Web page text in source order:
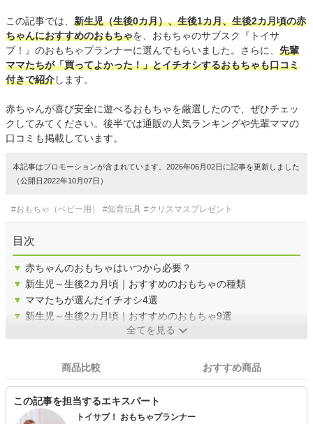
この記事では、 新生児（生後0カ月）、生後1カ月、生後2カ月頃の赤
ちゃんにおすすめのおもちゃを、おもちゃのサブスク『トイサ
ブ！』のおもちゃプランナーに選んでもらいました。さらに、 先輩
ママたちが「買ってよかった！」とイチオシするおもちゃも口コミ
付きで紹介します。
赤ちゃんが喜び安全に遊べるおもちゃを厳選したので、ぜひチェッ
クしてみてください。後半では通販の人気ランキングや先輩ママの
口コミも掲載しています。
本記事はプロモーションが含まれています。2026年06月02日に記事を更新しました
（公開日2022年10月07日）
#おもちゃ（ベビー用） #知育玩具 #クリスマスプレゼント
目次
▼ 赤ちゃんのおもちゃはいつから必要？
▼ 新生児～生後2カ月頃｜おすすめのおもちゃの種類
▼ ママたちが選んだイチオシ4選
▼ 新生児～生後2カ月頃｜おすすめのおもちゃ9選
全てを見る
商品比較 おすすめ商品
この記事を担当するエキスパート
トイサブ！ おもちゃプランナー